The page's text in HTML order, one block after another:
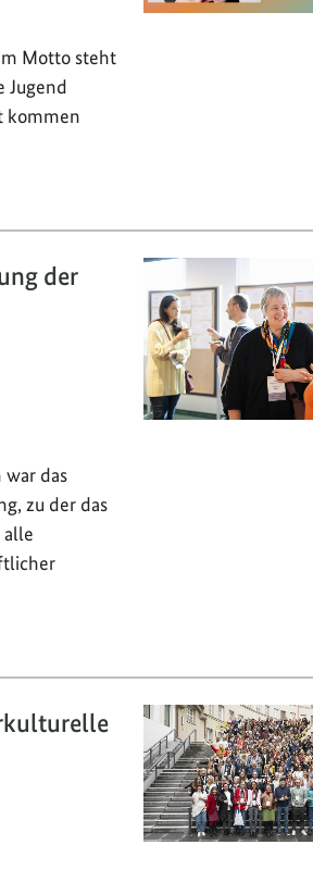
Motto steht
Jugend
kommen
der
das
zu der das
alle